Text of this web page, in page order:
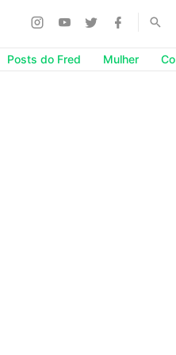
Posts do Fred Mulher